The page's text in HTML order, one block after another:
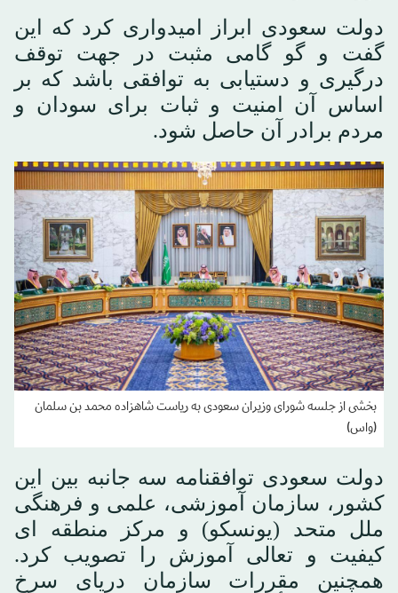
دولت سعودی ابراز امیدواری کرد که این
گفت و گو گامی مثبت در جهت توقف
درگیری و دستیابی به توافقی باشد که بر
اساس آن امنیت و ثبات برای سودان و
مردم برادر آن حاصل شود.
بخشی از جلسه شورای وزیران سعودی به ریاست شاهزاده محمد بن سلمان
(واس)
دولت سعودی توافقنامه سه جانبه بین این
کشور، سازمان آموزشی، علمی و فرهنگی
ملل متحد (یونسکو) و مرکز منطقه ای
کیفیت و تعالی آموزش را تصویب کرد.
همچنین مقررات سازمان دریای سرخ